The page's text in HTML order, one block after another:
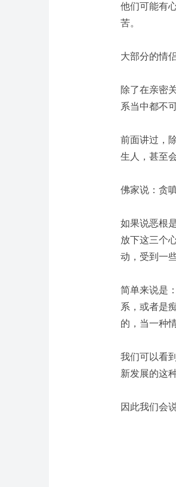
他们可能有
苦。
大部分的情
除了在亲密
系当中都不
前面讲过，
生人，甚至
佛家说：贪
如果说恶根
放下这三个
动，受到一
简单来说是
系，或者是
的，当一种
我们可以看
新发展的这
因此我们会